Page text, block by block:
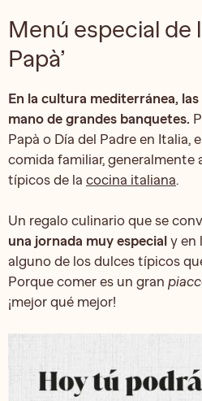
Menú especial de
Papà’
En la cultura mediterránea,
mano de grandes banquetes.
Papà o Día del Padre en Italia,
comida familiar, generalmente
típicos de la cocina italiana.
Un regalo culinario que se
una jornada muy especial y en
alguno de los dulces típicos
Porque comer es un gran
¡mejor qué mejor!